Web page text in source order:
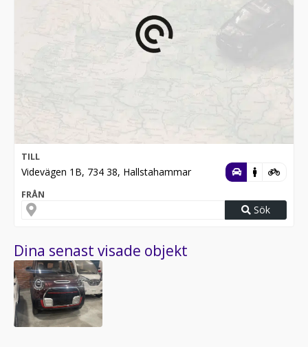
TILL
Videvägen 1B, 734 38, Hallstahammar
FRÅN
Sök
Dina senast visade objekt